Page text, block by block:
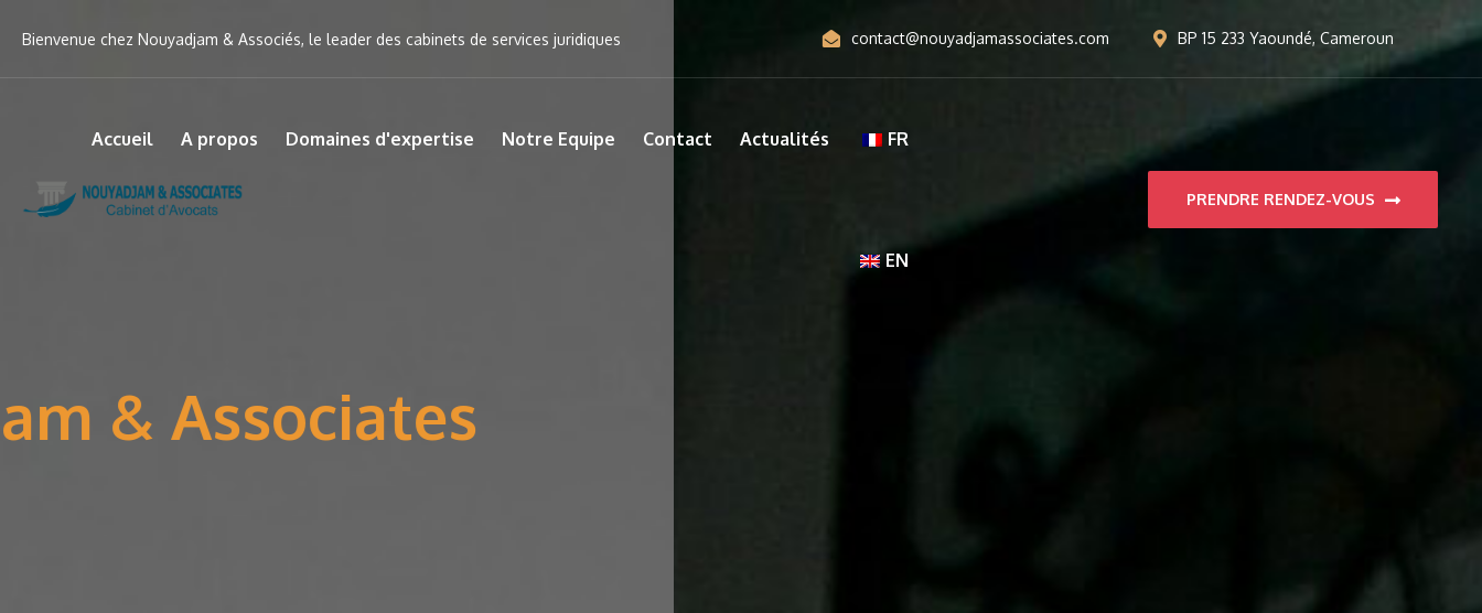
Bienvenue chez Nouyadjam & Associés, le leader des cabinets de services juridiques contact@nouyadjamassociates.com BP 15 233 Yaoundé, Cameroun
Accueil A propos Domaines d'expertise Notre Equipe Contact Actualités FR
EN
PRENDRE RENDEZ-VOUS
Bienvenue à Nouyadjam & Associates